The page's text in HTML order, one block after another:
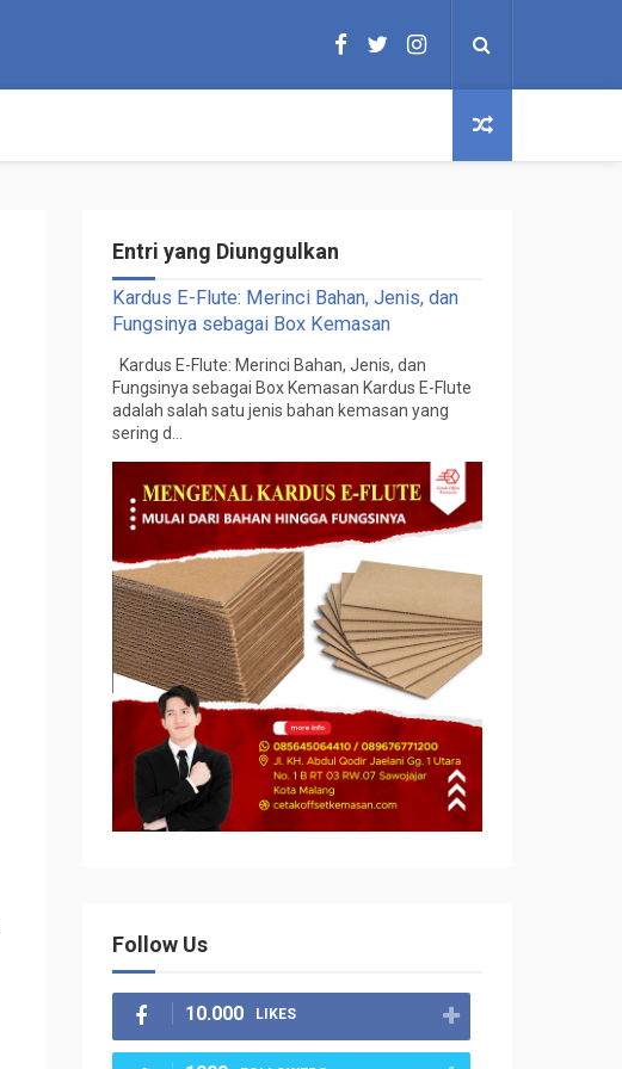
Entri yang Diunggulkan
Kardus E-Flute: Merinci Bahan, Jenis, dan
Fungsinya sebagai Box Kemasan
Kardus E-Flute: Merinci Bahan, Jenis, dan
Fungsinya sebagai Box Kemasan Kardus E-Flute
adalah salah satu jenis bahan kemasan yang
sering d...
Follow Us
10.000 LIKES